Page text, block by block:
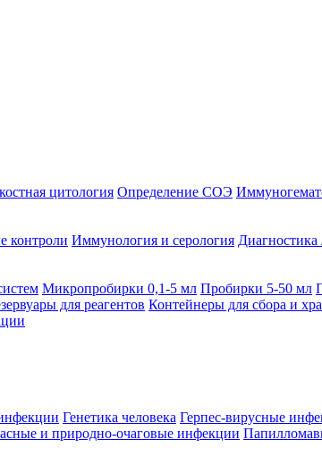
цитология Определение СОЭ
контроли Иммунология и серология Диагностика
Микропробирки 0,1-5 мл Пробирки 5-50 мл
для реагентов Контейнеры для сбора и
Генетика человека Герпес-вирусные
и природно-очаговые инфекции